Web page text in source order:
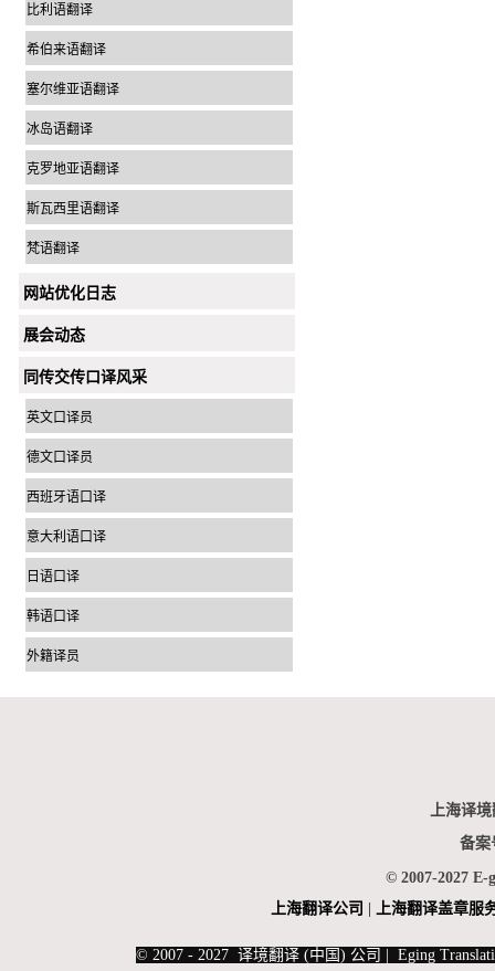
比利语翻译
希伯来语翻译
塞尔维亚语翻译
冰岛语翻译
克罗地亚语翻译
斯瓦西里语翻译
梵语翻译
网站优化日志
展会动态
同传交传口译风采
英文口译员
德文口译员
西班牙语口译
意大利语口译
日语口译
韩语口译
外籍译员
上海译
备案
© 2007-2027 E-
上海翻译公司 上海翻译盖章服
© 2007 - 2027 译境翻译 (中国) 公司 | Eging